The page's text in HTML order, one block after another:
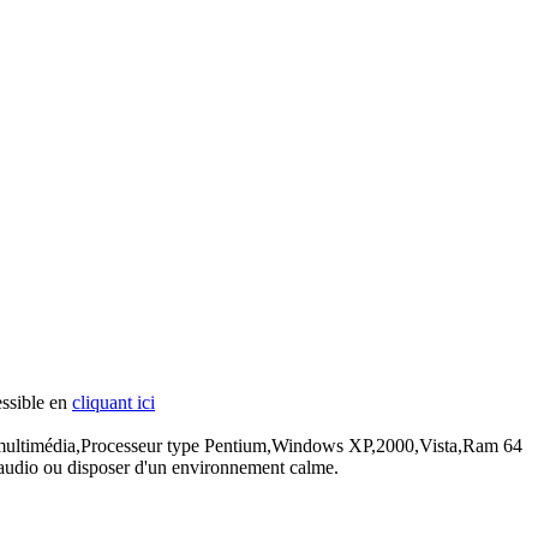
en cliquant ici
type Pentium,Windows XP,2000,Vista,Ram 64
ou disposer d'un environnement calme.